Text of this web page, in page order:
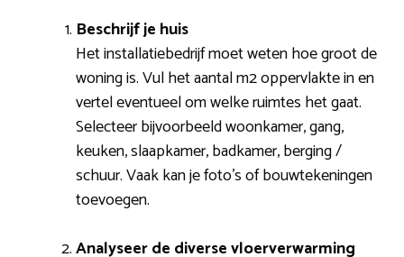
Beschrijf je huis
Het installatiebedrijf moet weten hoe groot de
woning is. Vul het aantal m2 oppervlakte in en
vertel eventueel om welke ruimtes het gaat.
Selecteer bijvoorbeeld woonkamer, gang,
keuken, slaapkamer, badkamer, berging /
schuur. Vaak kan je foto’s of bouwtekeningen
toevoegen.
Analyseer de diverse vloerverwarming